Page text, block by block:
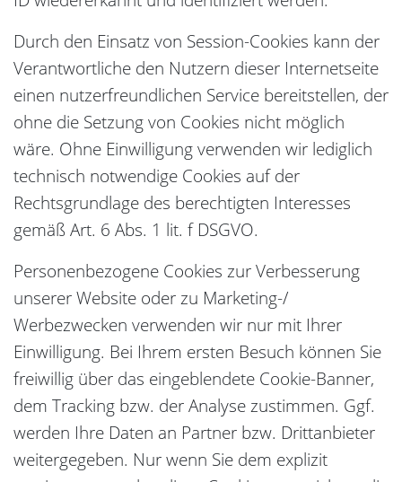
Durch den Einsatz von Session-Cookies kann der
Verantwortliche den Nutzern dieser Internetseite
einen nutzerfreundlichen Service bereitstellen, der
ohne die Setzung von Cookies nicht möglich
wäre. Ohne Einwilligung verwenden wir lediglich
technisch notwendige Cookies auf der
Rechtsgrundlage des berechtigten Interesses
gemäß Art. 6 Abs. 1 lit. f DSGVO.
Personenbezogene Cookies zur Verbesserung
unserer Website oder zu Marketing-/
Werbezwecken verwenden wir nur mit Ihrer
Einwilligung. Bei Ihrem ersten Besuch können Sie
freiwillig über das eingeblendete Cookie-Banner,
dem Tracking bzw. der Analyse zustimmen. Ggf.
werden Ihre Daten an Partner bzw. Drittanbieter
weitergegeben. Nur wenn Sie dem explizit